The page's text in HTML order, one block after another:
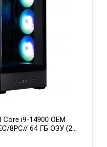
i9-14900 OEM
8PC// 64 ГБ ОЗУ (2
OC 16GB GDDR7